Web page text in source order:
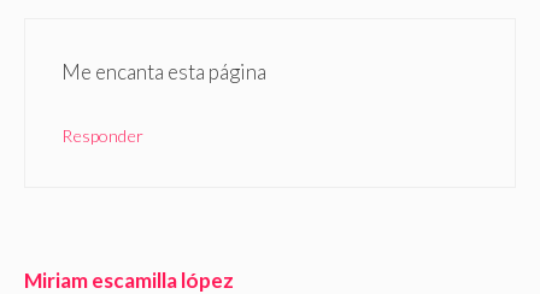
Me encanta esta página
Responder
Miriam escamilla lópez